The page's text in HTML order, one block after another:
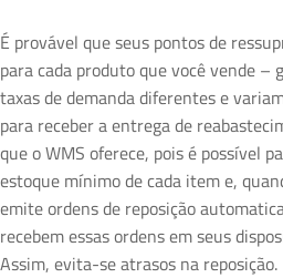
É provável que seus pontos de
para cada produto que você vende
taxas de demanda diferentes e
para receber a entrega de
que o WMS oferece, pois é possível
estoque mínimo de cada item e,
emite ordens de reposição
recebem essas ordens em seus
Assim, evita-se atrasos na reposição.